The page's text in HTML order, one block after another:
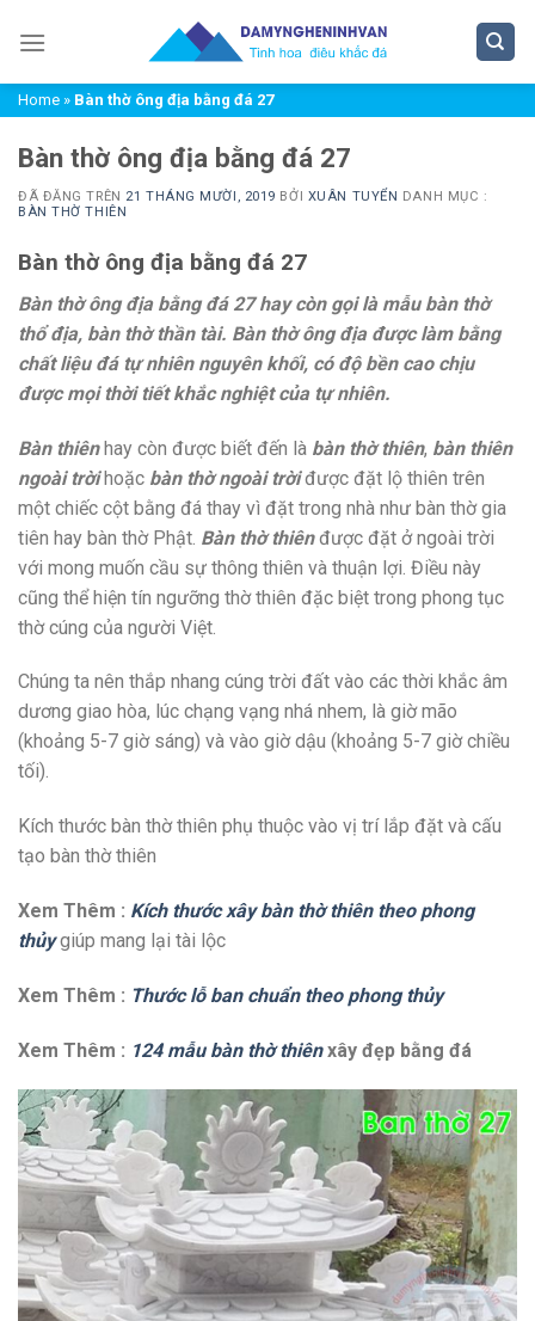
đến
dungHome » Bàn thờ ông địa bằng đá 27
Bàn thờ ông địa bằng đá 27
ĐÃ ĐĂNG TRÊN 21 THÁNG MƯỜI, 2019 BỞI XUÂN TUYỂN
DANH MỤC :
BÀN THỜ THIÊN
Bàn thờ ông địa bằng đá 27
Bàn thờ ông địa bằng đá 27hay còn gọi là mẫu bàn thờ
thổ địa, bàn thờ thần tài. Bàn thờ ông địa được làm bằng
chất liệu đá tự nhiên nguyên khối, có độ bền cao chịu
được mọi thời tiết khắc nghiệt của tự nhiên.
Bàn thiênhay còn được biết đến là bàn thờ thiên, bàn thiên
ngoài trờihoặc bàn thờ ngoài trờiđược đặt lộ thiên trên
một chiếc cột bằng đá thay vì đặt trong nhà như bàn thờ gia
tiên hay bàn thờ Phật. Bàn thờ thiênđược đặt ở ngoài trời
với mong muốn cầu sự thông thiên và thuận lợi. Điều này
cũng thể hiện tín ngưỡng thờ thiên đặc biệt trong phong tục
thờ cúng của người Việt.
Chúng ta nên thắp nhang cúng trời đất vào các thời khắc âm
dương giao hòa, lúc chạng vạng nhá nhem, là giờ mão
(khoảng 5-7 giờ sáng) và vào giờ dậu (khoảng 5-7 giờ chiều
tối).
Kích thước bàn thờ thiên phụ thuộc vào vị trí lắp đặt và cấu
tạo bàn thờ thiên
Xem Thêm : Kích thước xây bàn thờ thiên theo phong
thủygiúp mang lại tài lộc
Xem Thêm : Thước lỗ ban chuẩn theo phong thủy
Xem Thêm : 124 mẫu bàn thờ thiên xây đẹp bằng đá